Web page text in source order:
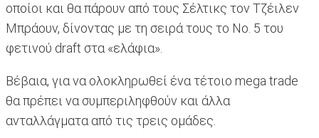
οποίοι και θα πάρουν από τους Σέλτικς τον Τζέιλεν
Μπράουν, δίνοντας με τη σειρά τους το Νο. 5 του
φετινού draft στα «ελάφια».
Βέβαια, για να ολοκληρωθεί ένα τέτοιο mega trade
θα πρέπει να συμπεριληφθούν και άλλα
ανταλλάγματα από τις τρεις ομάδες.